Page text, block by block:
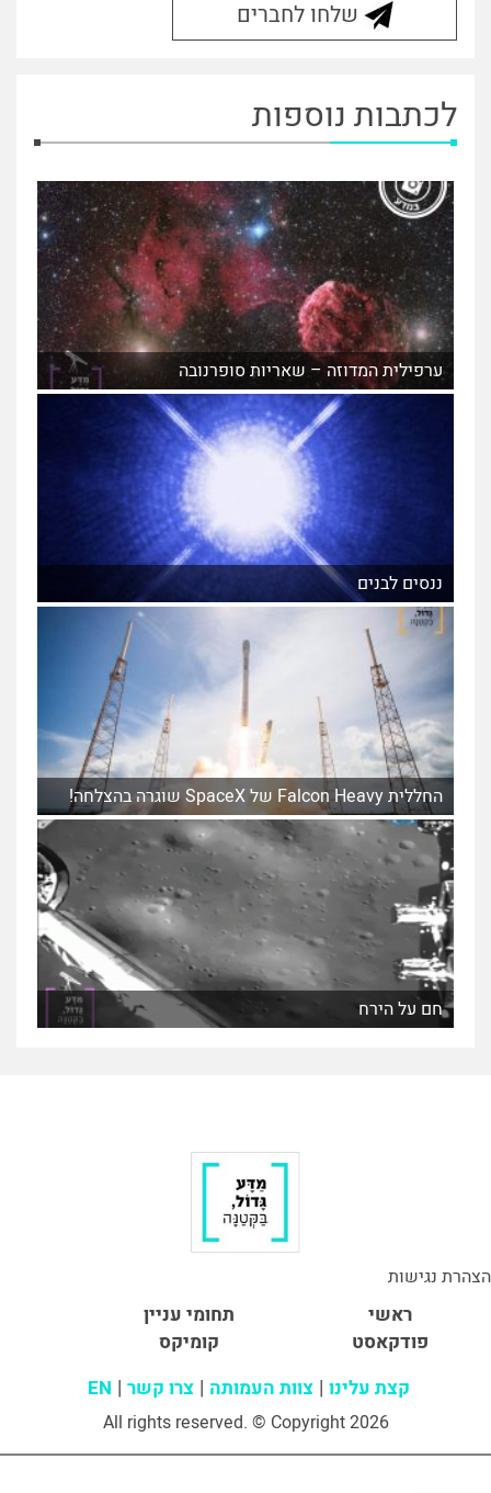
שלחו לחברים
לכתבות נוספות
ערפילית המדוזה – שאריות סופרנובה
ננסים לבנים
החללית Falcon Heavy של SpaceX שוגרה בהצלחה!
חם על הירח
הצהרת נגישות
ראשי
תחומי עניין
פודקאסט
קומיקס
קצת עלינו צוות העמותה צרו קשר EN
All rights reserved. © Copyright 2026